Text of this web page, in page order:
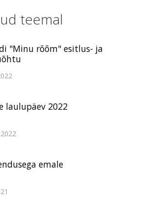
teemal
"Minu rõõm" esitlus- ja
laulupäev 2022
emale